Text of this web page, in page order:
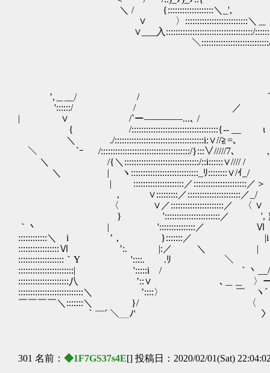
＼ / {:::::::::::::::::::＼_', / /¨ｰ-=､
∨ 〉::::::::::::::::::::::::::＼＿ ／／
∨___入::::::::::::::::::::::::::::::::::::/
＼::::::::::::::::::::::::::::/
’,＿__/ / ￣￣
'::::::/ / ／
| ∨ /`ー――――...､ / -
{ /::::::::::::::::::::::::::::::::::::{-- __
＼ ./:::::::::::::::::::::::::::::::::::::i:∨//≧=
＼ `ｰ /:::::::::::::::::::::::::::::::::::::/}:::∨/////
＼ /{＼:::::::::::::::::::::::::::::::/
＼ | ヽ::::::::::::::::::::::::::::_ﾘ::::::::∨/ｲ_/
| :::::::::::::::::::::／::::::::::::::::::::::／＞
, ∨:::::::::／::::::::::::::::::::::／
〈 ∨／::::::::::::::::::::::／ 〈 ∨
} ':::::::::::::::::::::::／ ', }_／
｀丶 | ':::::::::::::::／ Ⅵ
::::::::::::＼ i ’， }:::::::／ |i
:::::::::::::::::Ⅵ ’:. |:／ ＼ |
:::::::::::::::::::｀Y '::::. .ﾘ ＼ }
:::::::::::::::::::::::| ':::::i / ｀丶__/
:::::::::::::::::::::八 ’::∨ ､＿＿ 〉ー 〉
:::::::::::::::::::::::::::＼ ’::::〉 ￣ ヽ´
￣￣￣￣＼:::::::＼ }/ 〈 〈
｀¨¨¨´ ＼＿ﾉ' 〉 〉
301 名前： ◆1F7GS37s4E[] 投稿日：2020/02/01(Sat)